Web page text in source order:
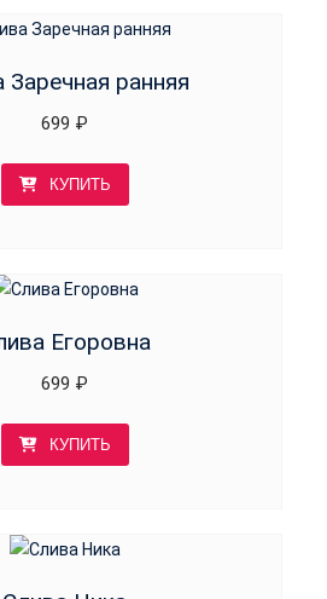
Заречная ранняя
699 ₽
КУПИТЬ
Егоровна
699 ₽
КУПИТЬ